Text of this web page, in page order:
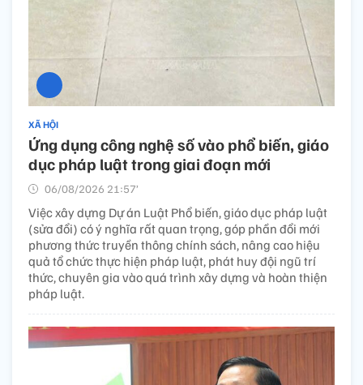
XÃ HỘI
Ứng dụng công nghệ số vào phổ biến, giáo
dục pháp luật trong giai đoạn mới
06/08/2026 21:57’
Việc xây dựng Dự án Luật Phổ biến, giáo dục pháp luật
(sửa đổi) có ý nghĩa rất quan trọng, góp phần đổi mới
phương thức truyền thông chính sách, nâng cao hiệu
quả tổ chức thực hiện pháp luật, phát huy đội ngũ trí
thức, chuyên gia vào quá trình xây dựng và hoàn thiện
pháp luật.